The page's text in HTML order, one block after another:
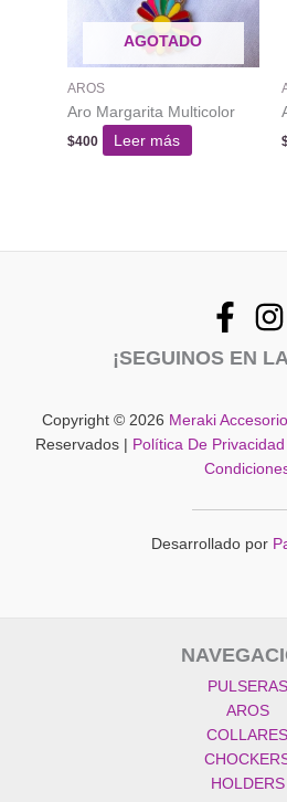
AGOTADO
AROS
Aro Margarita Multicolor
$400 Leer más
¡SEGUINOS EN
Copyright © 2026 Meraki
Reservados |
Política De
Desarrollado por
PULSERAS
AROS
COLLARES
HOLDERS